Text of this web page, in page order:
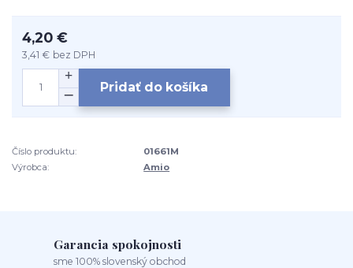
4,20 €
3,41 € bez DPH
Pridať do košíka
Číslo produktu:
01661M
Výrobca:
Amio
Garancia spokojnosti
sme 100% slovenský obchod